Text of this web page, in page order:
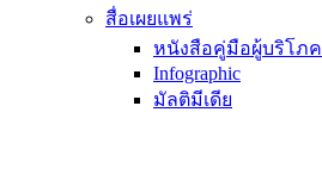
สื่อเผยแพร่
หนังสือคู่มือผู้บริโภค
Infographic
มัลติมีเดีย